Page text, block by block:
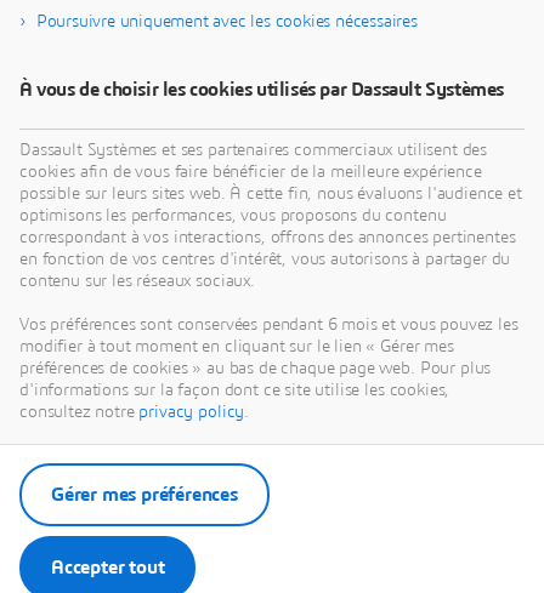
Poursuivre uniquement avec les cookies nécessaires
À vous de choisir les cookies utilisés par Dassault Systèmes
Dassault Systèmes et ses partenaires commerciaux utilisent des
cookies afin de vous faire bénéficier de la meilleure expérience
possible sur leurs sites web. À cette fin, nous évaluons l'audience et
optimisons les performances, vous proposons du contenu
correspondant à vos interactions, offrons des annonces pertinentes
en fonction de vos centres d'intérêt, vous autorisons à partager du
contenu sur les réseaux sociaux.
Vos préférences sont conservées pendant 6 mois et vous pouvez les
modifier à tout moment en cliquant sur le lien « Gérer mes
préférences de cookies » au bas de chaque page web. Pour plus
d'informations sur la façon dont ce site utilise les cookies,
consultez notre privacy policy.
Accepter tout
Gérer mes préférences